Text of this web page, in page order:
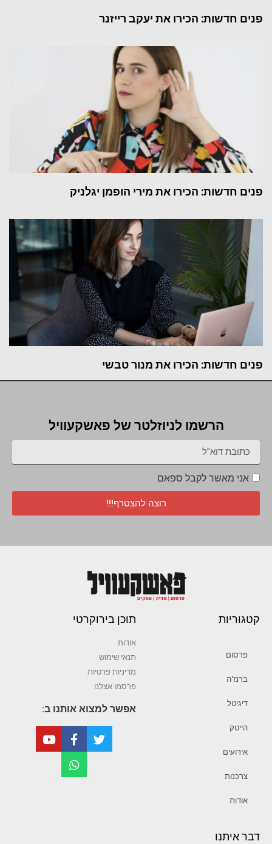
פנים חדשות: הכירו את יעקב רייזנר
פנים חדשות: הכירו את מירי הופמן יגלניק
פנים חדשות: הכירו את מנור טבשי
הרשמו לניוזלטר של פאשקעוויל
אני מאשר לקבל ספאם
רוצה להצטרף!!!
קטגוריות
פרסום
ברנז’ה
דיגיטל
הייטק
אירועים
צרכנות
אודות
תוכן בירוקרטי
אודות
תנאי שימוש
מדיניות פרטיות
פרסמו אצלנו
אפשר למצוא אותנו ב:
דבר איתנו